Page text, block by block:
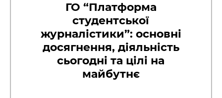
ГО “Платформа
студентської
журналістики”: основні
досягнення, діяльність
сьогодні та цілі на
майбутнє